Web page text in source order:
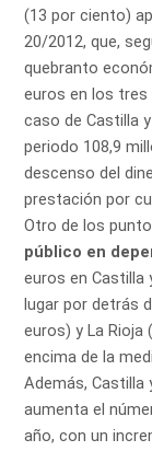
(13 por ciento)
20/2012, que,
quebranto
euros en los tres
caso de Castilla
periodo 108,9
descenso del
prestación por
Otro de los
público en
euros en Castilla
lugar por detrás
euros) y La
encima de la
Además, Castilla
aumenta el
año, con un